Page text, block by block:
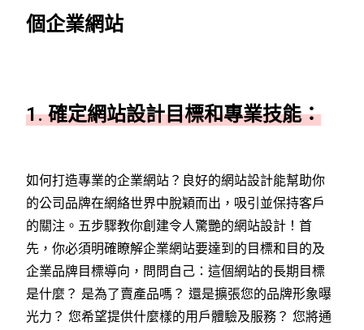
個企業網站
1.確定網站設計目標和專業技能：
如何打造專業的企業網站？良好的網站設計能幫助你
的公司品牌在網絡世界中脫穎而出，吸引並保持客戶
的關注。五步驟教你創建令人驚艷的網站設計！首
先，你必須明確瞭解企業網站要達到的目標和目的及
企業品牌目標導向，問問自己：這個網站的長期目標
是什麼？ 是為了賣產品嗎？ 還是擴張您的品牌形象曝
光力？ 您希望提供什麼樣的用戶體驗及服務？ 您將通